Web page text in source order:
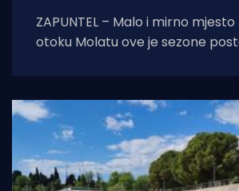
ZAPUNTEL – Malo i mirno
otoku Molatu ove je sezone